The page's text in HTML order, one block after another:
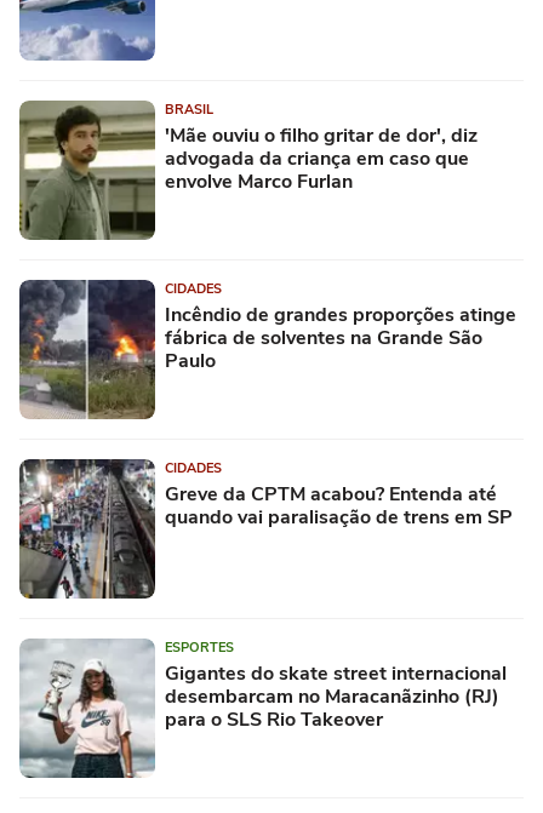
BRASIL
'Mãe ouviu o filho gritar de dor', diz
advogada da criança em caso que
envolve Marco Furlan
CIDADES
Incêndio de grandes proporções atinge
fábrica de solventes na Grande São
Paulo
CIDADES
Greve da CPTM acabou? Entenda até
quando vai paralisação de trens em SP
ESPORTES
Gigantes do skate street internacional
desembarcam no Maracanãzinho (RJ)
para o SLS Rio Takeover